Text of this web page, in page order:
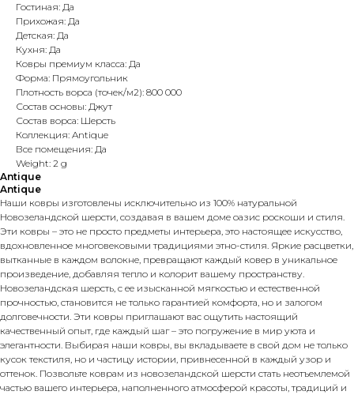
Гостиная: Да
Прихожая: Да
Детская: Да
Кухня: Да
Ковры премиум класса: Да
Форма: Прямоугольник
Плотность ворса (точек/м2): 800 000
Состав основы: Джут
Состав ворса: Шерсть
Коллекция: Antique
Все помещения: Да
Weight: 2 g
Antique
Antique
Наши ковры изготовлены исключительно из 100% натуральной
Новозеландской шерсти, создавая в вашем доме оазис роскоши и стиля.
Эти ковры – это не просто предметы интерьера, это настоящее искусство,
вдохновленное многовековыми традициями этно-стиля. Яркие расцветки,
вытканные в каждом волокне, превращают каждый ковер в уникальное
произведение, добавляя тепло и колорит вашему пространству.
Новозеландская шерсть, с ее изысканной мягкостью и естественной
прочностью, становится не только гарантией комфорта, но и залогом
долговечности. Эти ковры приглашают вас ощутить настоящий
качественный опыт, где каждый шаг – это погружение в мир уюта и
элегантности. Выбирая наши ковры, вы вкладываете в свой дом не только
кусок текстиля, но и частицу истории, привнесенной в каждый узор и
оттенок. Позвольте коврам из новозеландской шерсти стать неотъемлемой
частью вашего интерьера, наполненного атмосферой красоты, традиций и